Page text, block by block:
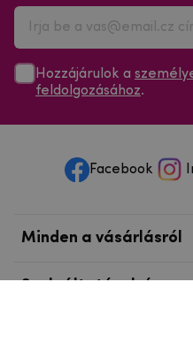
Hozzájárulok a
feldolgozásához.
Facebook
Minden a vásárlásról